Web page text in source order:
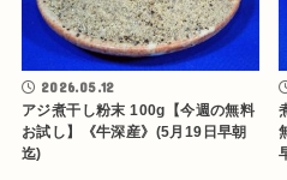
2026.05.12
アジ煮干し粉末 100g【今週の無料
お試し】《牛深産》(5月19日早朝
迄)